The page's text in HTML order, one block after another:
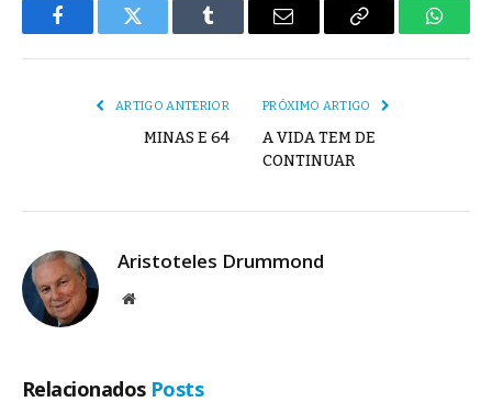
FacebookTwitter Tumblr
E-
Copiar
ARTIGO ANTERIOR
MINAS E 64
PRÓXIMO ARTIGO
A VIDA TEM DE
CONTINUAR
Aristoteles Drummond
Site
Relacionados Posts